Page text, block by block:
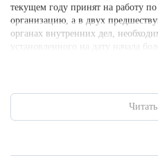
текущем году принят на работу
организацию, а в двух
органах внутренних дел,
установленного на дату начала